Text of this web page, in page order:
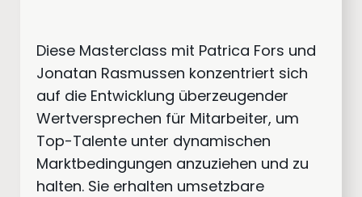
Diese Masterclass mit Patrica Fors und
Jonatan Rasmussen konzentriert sich
auf die Entwicklung überzeugender
Wertversprechen für Mitarbeiter, um
Top-Talente unter dynamischen
Marktbedingungen anzuziehen und zu
halten. Sie erhalten umsetzbare